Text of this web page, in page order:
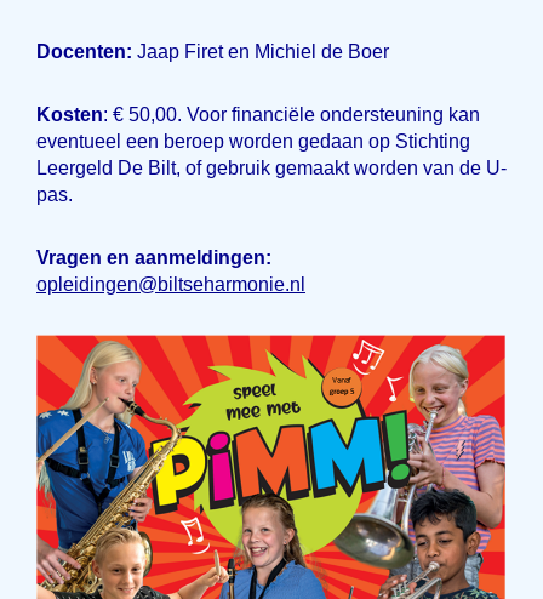
Docenten: Jaap Firet en Michiel de Boer
Kosten: € 50,00. Voor financiële ondersteuning kan
eventueel een beroep worden gedaan op Stichting
Leergeld De Bilt, of gebruik gemaakt worden van de U-
pas.
Vragen en aanmeldingen:
opleidingen@biltseharmonie.nl